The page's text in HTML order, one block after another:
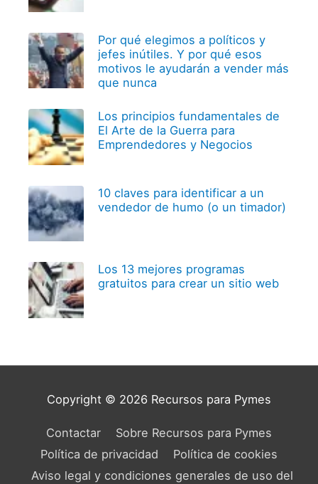
Por qué elegimos a políticos y
jefes inútiles. Y por qué esos
motivos le ayudarán a vender más
que nunca
Los principios fundamentales de
El Arte de la Guerra para
Emprendedores y Negocios
10 claves para identificar a un
vendedor de humo (o un timador)
Los 13 mejores programas
gratuitos para crear un sitio web
Copyright © 2026 Recursos para Pymes
Contactar
Sobre Recursos para Pymes
Política de privacidad
Política de cookies
Aviso legal y condiciones generales de uso del